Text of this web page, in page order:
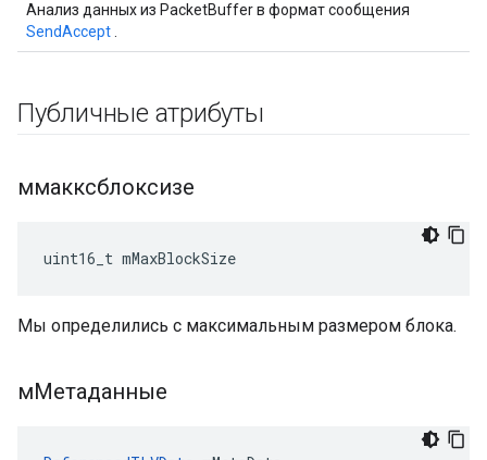
Анализ данных из PacketBuffer в формат сообщения
SendAccept
Публичные атрибуты
ммакксблоксизе
uint16_t mMaxBlockSize
Мы определились с максимальным размером блока.
мМетаданные